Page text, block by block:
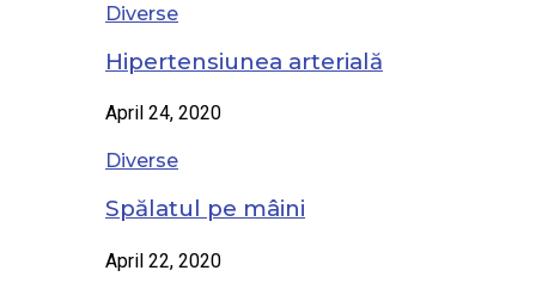
Diverse
Hipertensiunea arterială
April 24, 2020
Diverse
Spălatul pe mâini
April 22, 2020